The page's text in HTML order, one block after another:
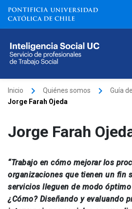
Inicio keyboard_arrow_right Quiénes somos keyboard_arrow_right Guía
Jorge Farah Ojeda
Jorge Farah
“Trabajo en cómo mejorar los procesos de las
organizaciones que tienen un fin
servicios lleguen de modo
¿Cómo? Diseñando y evaluando